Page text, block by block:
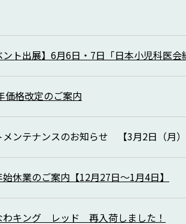
ント出展】6月6日・7日「日本小児科医
価格改定のご案内
メンテナンスのお知らせ 【3月2日（月
休業のご案内【12月27日～1月4日】
わキング レッド 再入荷しました！